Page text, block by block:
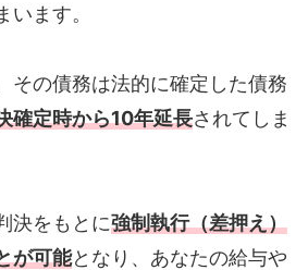
います。
その債務は法的に確定した債務
確定時から10年延長されてしま
決をもとに強制執行（差押え）
が可能となり、あなたの給与や